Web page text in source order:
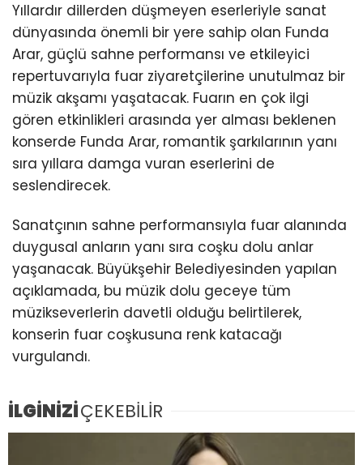
Yıllardır dillerden düşmeyen eserleriyle sanat
dünyasında önemli bir yere sahip olan Funda
Arar, güçlü sahne performansı ve etkileyici
repertuvarıyla fuar ziyaretçilerine unutulmaz bir
müzik akşamı yaşatacak. Fuarın en çok ilgi
gören etkinlikleri arasında yer alması beklenen
konserde Funda Arar, romantik şarkılarının yanı
sıra yıllara damga vuran eserlerini de
seslendirecek.
Sanatçının sahne performansıyla fuar alanında
duygusal anların yanı sıra coşku dolu anlar
yaşanacak. Büyükşehir Belediyesinden yapılan
açıklamada, bu müzik dolu geceye tüm
müzikseverlerin davetli olduğu belirtilerek,
konserin fuar coşkusuna renk katacağı
vurgulandı.
İLGİNİZİÇEKEBİLİR